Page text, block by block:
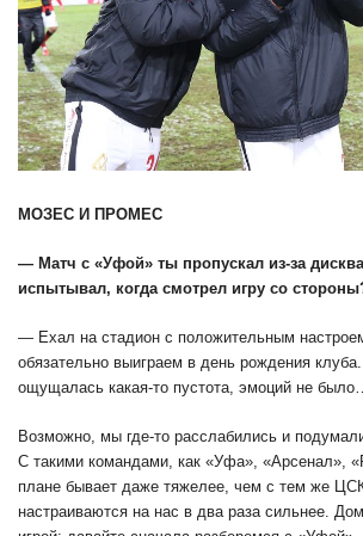
МОЗЕС И ПРОМЕС
— Матч с «Уфой» ты пропускал из-за
испытывал, когда смотрел игру со
— Ехал на стадион с положительным
обязательно выиграем в день рождения
ощущалась какая-то пустота, эмоций не
Возможно, мы где-то расслабились и
С такими командами, как «Уфа», «Арсенал»,
плане бывает даже тяжелее, чем с тем же
настраиваются на нас в два раза сильнее.